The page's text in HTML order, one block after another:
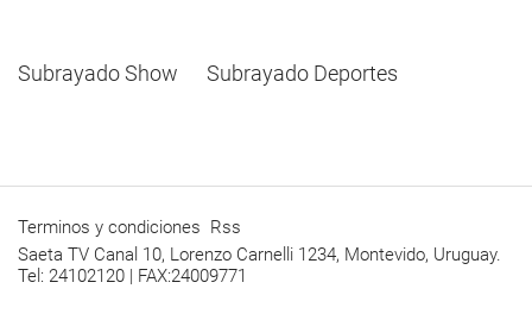
Subrayado Show Subrayado Deportes
Terminos y condiciones Rss
Saeta TV Canal 10, Lorenzo Carnelli 1234, Montevido, Uruguay.
Tel: 24102120 | FAX:24009771